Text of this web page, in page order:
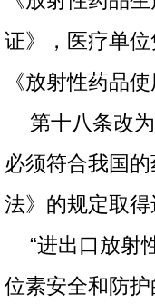
证》，医疗单
《放射性药品
第十八条改
必须符合我国
法》的规定取得
“进出口放射
位素安全和防